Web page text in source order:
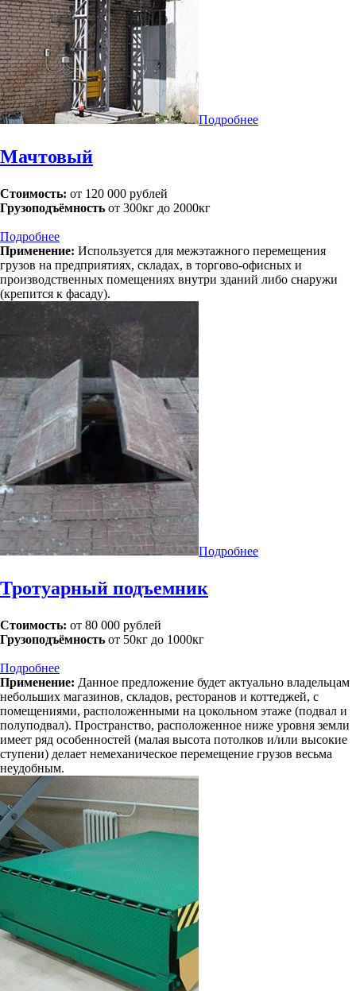
Подробнее
Мачтовый
Стоимость: от 120 000 рублей
Грузоподъёмность от 300кг до 2000кг
Подробнее
Применение: Используется для межэтажного перемещения
грузов на предприятиях, складах, в торгово-офисных и
производственных помещениях внутри зданий либо снаружи
(крепится к фасаду).
Подробнее
Тротуарный подъемник
Стоимость: от 80 000 рублей
Грузоподъёмность от 50кг до 1000кг
Подробнее
Применение: Данное предложение будет актуально владельцам
небольших магазинов, складов, ресторанов и коттеджей, с
помещениями, расположенными на цокольном этаже (подвал и
полуподвал). Пространство, расположенное ниже уровня земли
имеет ряд особенностей (малая высота потолков и/или высокие
ступени) делает немеханическое перемещение грузов весьма
неудобным.